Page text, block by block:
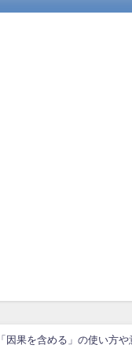
「因果を含める」の使い方